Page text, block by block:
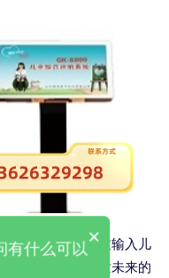
注的重点。通过输入儿
统可以预测儿童未来的
×
有什么可以